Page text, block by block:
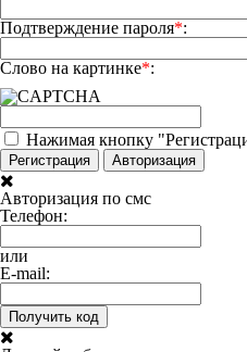
Подтверждение пароля*:
Слово на картинке*:
Нажимая кнопку
Регистрация Авторизация
Авторизация по смс
Телефон:
или
E-mail:
Получить код